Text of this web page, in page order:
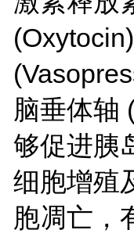
脑垂体轴
够促进胰
细胞增殖
胞凋亡，